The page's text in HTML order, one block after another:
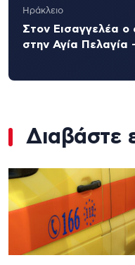
Ηράκλειο
Στον Εισαγγελέα ο
στην Αγία Πελαγία
Διαβάστε